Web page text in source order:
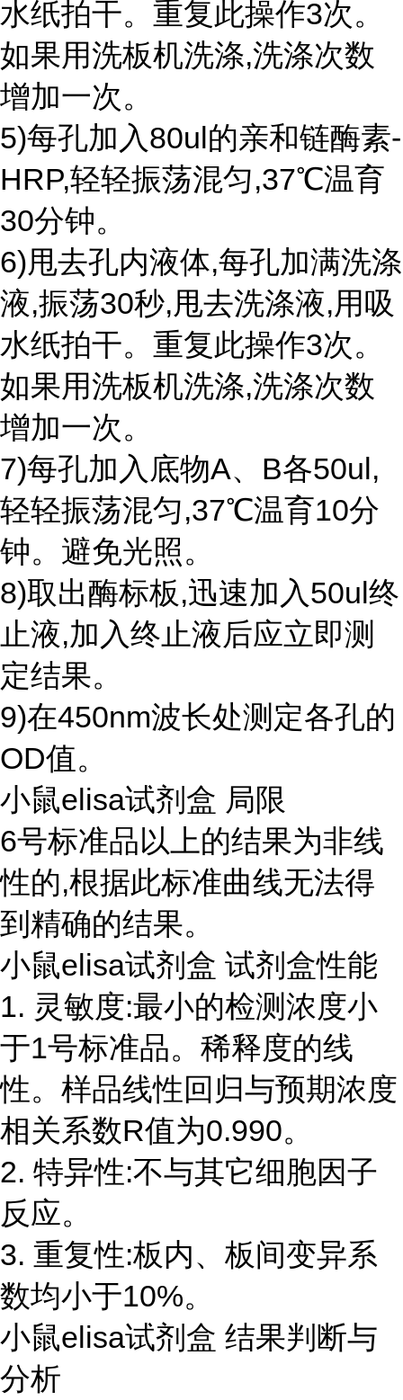
水纸拍干。重复此操作3次。
如果用洗板机洗涤,洗涤次数
增加一次。
5)每孔加入80ul的亲和链酶素-
HRP,轻轻振荡混匀,37℃温育
30分钟。
6)甩去孔内液体,每孔加满洗涤
液,振荡30秒,甩去洗涤液,用吸
水纸拍干。重复此操作3次。
如果用洗板机洗涤,洗涤次数
增加一次。
7)每孔加入底物A、B各50ul,
轻轻振荡混匀,37℃温育10分
钟。避免光照。
8)取出酶标板,迅速加入50ul终
止液,加入终止液后应立即测
定结果。
9)在450nm波长处测定各孔的
OD值。
小鼠elisa试剂盒 局限
6号标准品以上的结果为非线
性的,根据此标准曲线无法得
到精确的结果。
小鼠elisa试剂盒 试剂盒性能
1. 灵敏度:最小的检测浓度小
于1号标准品。稀释度的线
性。样品线性回归与预期浓度
相关系数R值为0.990。
2. 特异性:不与其它细胞因子
反应。
3. 重复性:板内、板间变异系
数均小于10%。
小鼠elisa试剂盒 结果判断与
分析